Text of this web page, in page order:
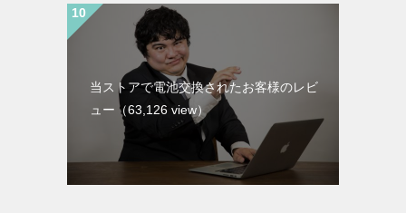
当ストアで電池交換されたお客様のレビ
ュー （63,126 view）